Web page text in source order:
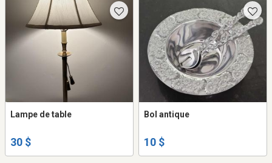
Lampe de table
30 $
Bol antique
10 $